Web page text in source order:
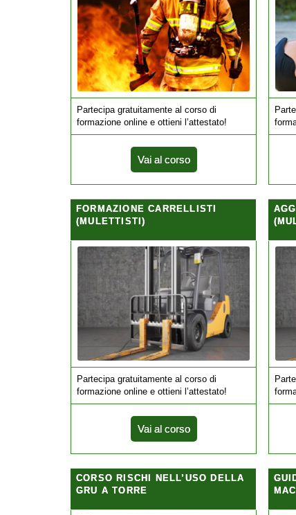
Partecipa gratuitamente al corso di
formazione online e ottieni l’attestato!
Vai al corso
FORMAZIONE CARRELLISTI
(MULETTISTI)
Partecipa gratuitamente al corso di
formazione online e ottieni l’attestato!
Vai al corso
CORSO RISCHI NELL’USO DELLA
GRU A TORRE